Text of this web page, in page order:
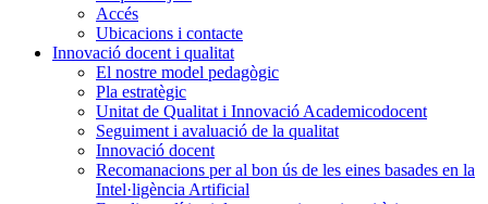
Accés
Ubicacions i contacte
Innovació docent i qualitat
El nostre model pedagògic
Pla estratègic
Unitat de Qualitat i Innovació Academicodocent
Seguiment i avaluació de la qualitat
Innovació docent
Recomanacions per al bon ús de les eines basades en la
Intel·ligència Artificial